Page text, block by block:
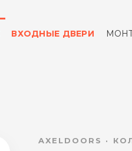
ВХОДНЫЕ ДВЕРИ
AXELDOORS ·